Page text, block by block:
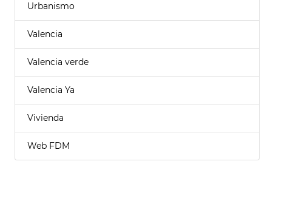
Urbanismo
Valencia
Valencia verde
Valencia Ya
Vivienda
Web FDM